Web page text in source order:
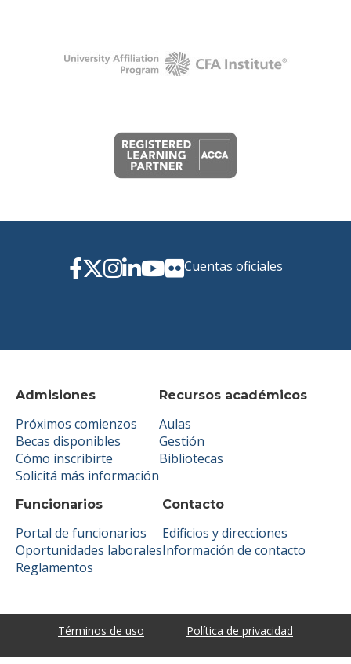
Admisiones
Próximos comienzos
Becas disponibles
Cómo inscribirte
Solicitá más información
Recursos académicos
Aulas
Gestión
Bibliotecas
Funcionarios
Portal de funcionarios
Oportunidades laborales
Reglamentos
Contacto
Edificios y direcciones
Información de contacto
Cuentas oficiales
Términos de uso Política de privacidad